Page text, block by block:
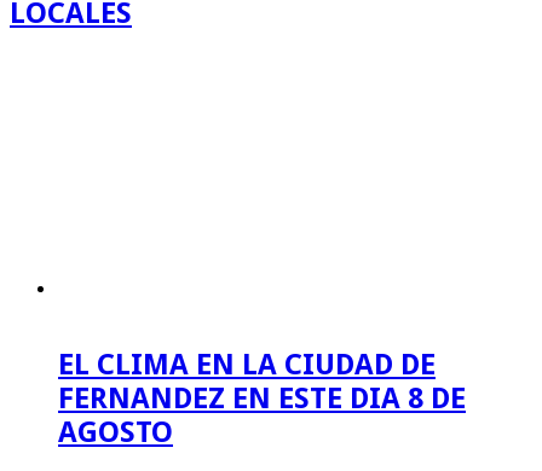
LOCALES
EL CLIMA EN LA CIUDAD DE
FERNANDEZ EN ESTE DIA 8 DE
AGOSTO